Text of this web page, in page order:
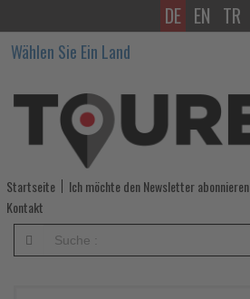
Ehemalige
Kirche
wird
zur
Eventlocation
Biedermann
19
DE EN TR
Wählen Sie Ein Land
Startseite Ich möchte den Newsletter abonnieren
Kontakt